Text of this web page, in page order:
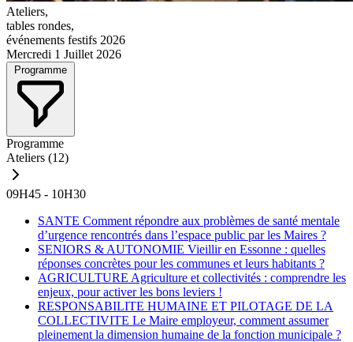
Ateliers,
tables rondes,
événements festifs 2026
Mercredi 1 Juillet 2026
Programme
Programme
Ateliers (12)
09H45 - 10H30
SANTE Comment répondre aux problèmes de santé mentale
d’urgence rencontrés dans l’espace public par les Maires ?
SENIORS & AUTONOMIE Vieillir en Essonne : quelles
réponses concrètes pour les communes et leurs habitants ?
AGRICULTURE Agriculture et collectivités : comprendre les
enjeux, pour activer les bons leviers !
RESPONSABILITE HUMAINE ET PILOTAGE DE LA
COLLECTIVITE Le Maire employeur, comment assumer
pleinement la dimension humaine de la fonction municipale ?